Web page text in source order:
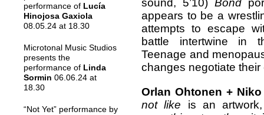
performance of Lucía
Hinojosa Gaxiola
08.05.24 at 18.30
Microtonal Music Studios
presents the
performance of Linda
Sormin 06.06.24 at
18.30
“Not Yet” performance by
sound, 5’10) Bond
appears to be a
attempts to escape
battle intertwine in
Teenage and
changes negotiate
Orlan Ohtonen +
not like
is an